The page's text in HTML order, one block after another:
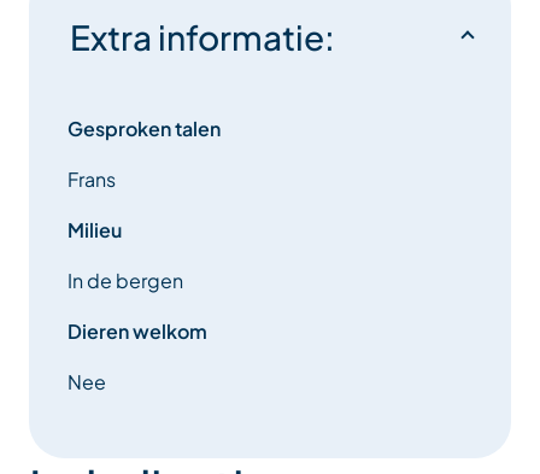
Extra informatie:
Gesproken talen
Frans
Milieu
In de bergen
Dieren welkom
Nee